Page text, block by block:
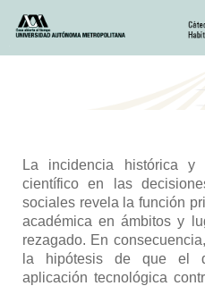
La incidencia histórica y
científico en las
sociales revela la función
académica en ámbitos y
rezagado. En
la hipótesis de que el
aplicación tecnológica